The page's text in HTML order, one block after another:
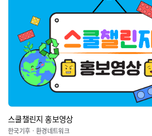
스쿨챌린지 홍보영상
한국기후ㆍ환경네트워크